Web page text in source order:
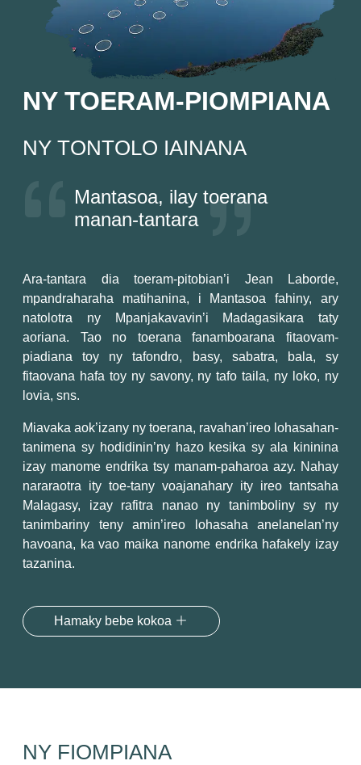
NY TOERAM-PIOMPIANA
NY TONTOLO IAINANA
Mantasoa, ilay toerana
manan-tantara
Ara-tantara dia toeram-pitobian’i Jean Laborde,
mpandraharaha matihanina, i Mantasoa fahiny, ary
natolotra ny Mpanjakavavin’i Madagasikara taty
aoriana. Tao no toerana fanamboarana fitaovam-
piadiana toy ny tafondro, basy, sabatra, bala, sy
fitaovana hafa toy ny savony, ny tafo taila, ny loko, ny
lovia, sns.
Miavaka aok’izany ny toerana, ravahan’ireo lohasahan-
tanimena sy hodidinin’ny hazo kesika sy ala kininina
izay manome endrika tsy manam-paharoa azy. Nahay
nararaotra ity toe-tany voajanahary ity ireo tantsaha
Malagasy, izay rafitra nanao ny tanimboliny sy ny
tanimbariny teny amin’ireo lohasaha anelanelan’ny
havoana, ka vao maika nanome endrika hafakely izay
tazanina.
Hamaky bebe kokoa
NY FIOMPIANA